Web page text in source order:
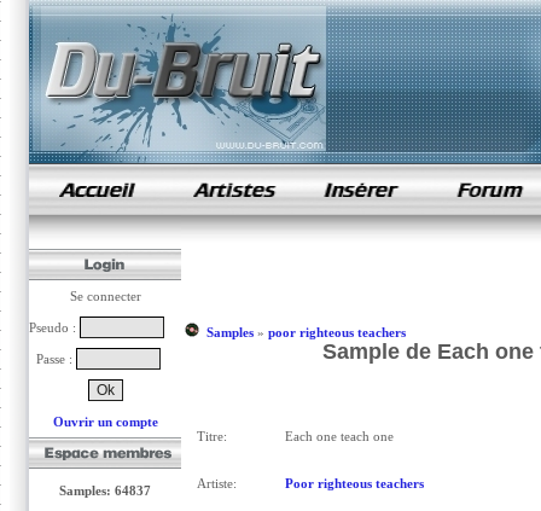
samples de rap
Se connecter
Pseudo :
Passe :
Ouvrir un compte
Samples: 64837
Samples» poor righteous teachers
Sample de Each
Titre: Each one teach one
Artiste: Poor righteous teachers